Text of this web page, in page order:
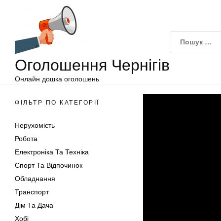
Оголошення Чернігів
Онлайн дошка оголошень
ФІЛЬТР ПО КАТЕГОРІЇ
Нерухомість
Робота
Електроніка Та Техніка
Спорт Та Відпочинок
Обладнання
Транспорт
Дім Та Дача
Хобі